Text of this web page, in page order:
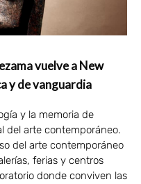
vuelve a New
y de vanguardia
y la memoria de
del arte contemporáneo.
del arte contemporáneo
ferias y centros
donde conviven las